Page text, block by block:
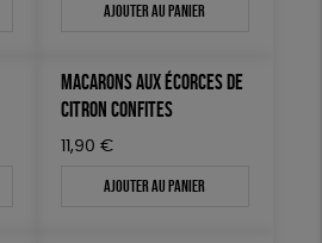
Ajouter au panier
MACARONS AUX ÉCORCES DE
CITRON CONFITES
11,90 €
Ajouter au panier